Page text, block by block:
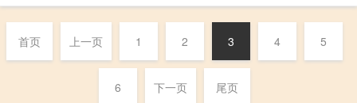
首页 上一页 1 2 3 4 5
6 下一页 尾页